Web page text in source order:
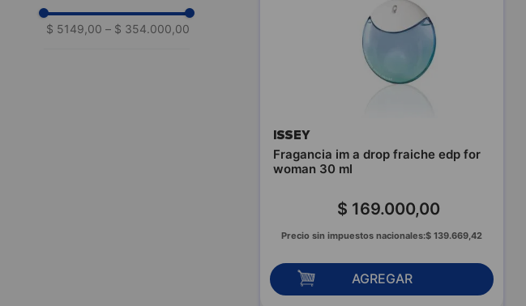
BRITNEY SPEARS
BROSS
170ml
125 ML
$ 5149,00 – $ 354.000,00
ISSEY
Fragancia im a drop fraiche edp for
woman 30 ml
$ 169.000,00
Precio sin impuestos nacionales:$ 139.669,42
AGREGAR